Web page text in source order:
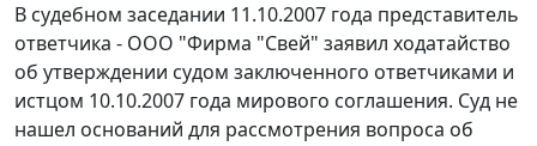
В судебном заседании 11.10.2007 года представитель
ответчика - ООО "Фирма "Свей" заявил ходатайство
об утверждении судом заключенного ответчиками и
истцом 10.10.2007 года мирового соглашения. Суд не
нашел оснований для рассмотрения вопроса об